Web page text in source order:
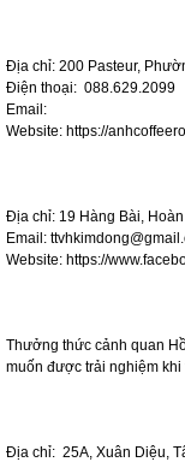
Địa chỉ: 200 Pasteur,
Điện thoại: 088.629.2099
Email:
Website: https://
Địa chỉ: 19 Hàng Bài,
Email:
Website: https://
Thưởng thức cảnh quan
muốn được trải nghiệm
Địa chỉ: 25A, Xuân Diệu,